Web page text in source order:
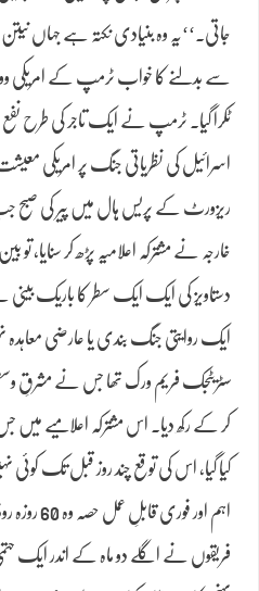
جاتی۔‘‘یہ وہ بنیادی نکتہ ہے جہاں
سے بدلنے کا خواب ٹرمپ کے امریکی
ٹکرا گیا۔ ٹرمپ نے ایک تاجر کی طرح نفع
اسرائیل کی نظریاتی جنگ پر امریکی
ریزورٹ کے پریس ہال میں پیر کی صبح
خارجہ نے مشترکہ اعلامیہ پڑھ کر سنایا،
دستاویز کی ایک ایک سطر کا باریک بینی
ایک روایتی جنگ بندی یا عارضی
سٹریٹجک فریم ورک تھا جس نے مشرقِ
کر کے رکھ دیا۔ اس مشترکہ اعلامیے میں
کیا گیا، اس کی توقع چند روز قبل تک
اہم اور
فریقوں نے اگلے دو ماہ کے اندر ایک